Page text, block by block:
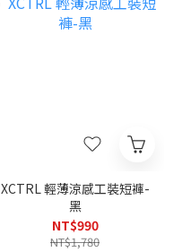
XCTRL 輕薄涼感工裝短褲-
黑
NT$990
NT$1,780